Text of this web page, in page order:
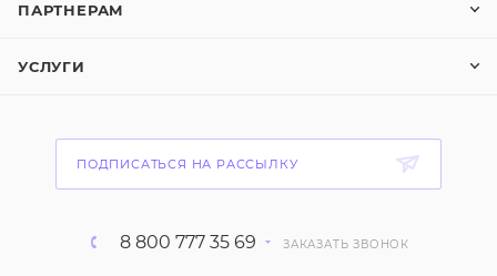
ПАРТНЕРАМ
УСЛУГИ
ПОДПИСАТЬСЯ НА РАССЫЛКУ
8 800 777 35 69 ЗАКАЗАТЬ ЗВОНОК